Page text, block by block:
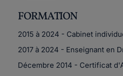
FORMATION
2015 à 2024 - Cabinet
2017 à 2024 - Enseignant en
Décembre 2014 - Certificat